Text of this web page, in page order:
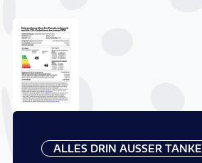
ALLES DRIN AUSSER TANKEN